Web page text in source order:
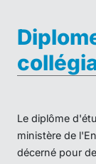
Le diplôme
ministère de
décerné pour